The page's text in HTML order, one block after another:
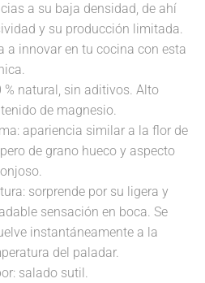
a su baja densidad, de ahí
y su producción limitada.
a innovar en tu cocina con esta
% natural, sin aditivos. Alto
de magnesio.
apariencia similar a la flor de
de grano hueco y aspecto
sorprende por su ligera y
sensación en boca. Se
instantáneamente a la
del paladar.
salado sutil.